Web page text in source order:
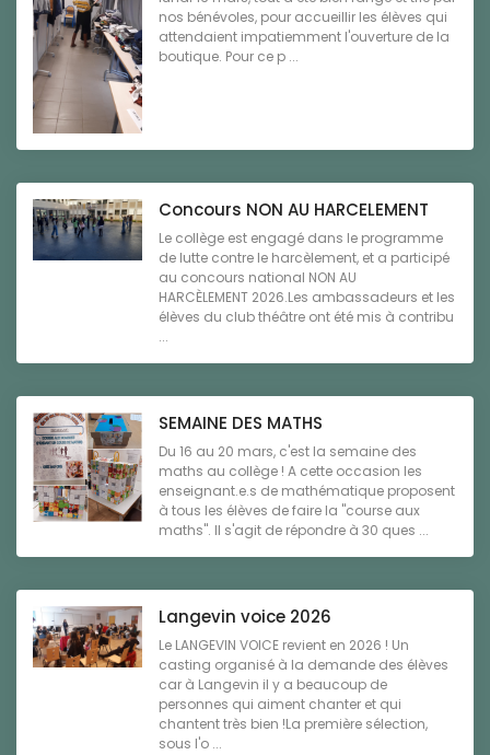
nos bénévoles, pour accueillir les élèves qui
attendaient impatiemment l'ouverture de la
boutique. Pour ce p ...
Concours NON AU HARCELEMENT
Le collège est engagé dans le programme
de lutte contre le harcèlement, et a participé
au concours national NON AU
HARCÈLEMENT 2026.Les ambassadeurs et les
élèves du club théâtre ont été mis à contribu
...
SEMAINE DES MATHS
Du 16 au 20 mars, c'est la semaine des
maths au collège ! A cette occasion les
enseignant.e.s de mathématique proposent
à tous les élèves de faire la "course aux
maths". Il s'agit de répondre à 30 ques ...
Langevin voice 2026
Le LANGEVIN VOICE revient en 2026 ! Un
casting organisé à la demande des élèves
car à Langevin il y a beaucoup de
personnes qui aiment chanter et qui
chantent très bien !La première sélection,
sous l'o ...